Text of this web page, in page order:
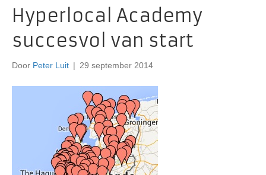
Hyperlocal Academy
succesvol van start
Door Peter Luit | 29 september 2014